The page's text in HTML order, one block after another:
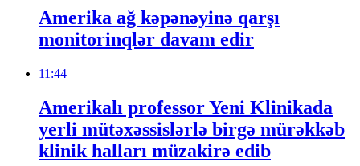
Amerika ağ kəpənəyinə qarşı
monitorinqlər davam edir
11:44
Amerikalı professor Yeni Klinikada
yerli mütəxəssislərlə birgə mürəkkəb
klinik halları müzakirə edib